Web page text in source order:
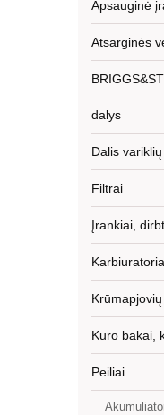
Apsauginė
Atsarginės
dalys
Dalis variklių
Filtrai
Įrankiai,
Kuro bakai,
Peiliai